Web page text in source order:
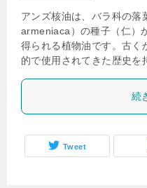
アンズ核油は、バラ科の
armeniaca）の種子（仁）
得られる植物油です。古く
的で使用されてきた歴史を
続
Tweet